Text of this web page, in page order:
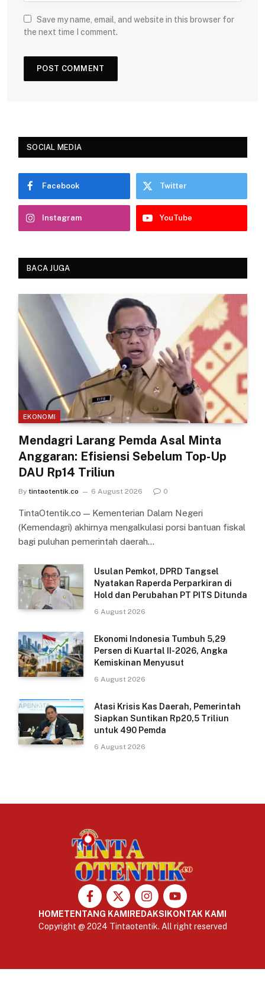
Save my name, email, and website in this browser for
the next time I comment.
SOCIAL MEDIA
Facebook Twitter
Instagram YouTube
BACA JUGA
EKONOMI
Mendagri Larang Pemda Asal Minta
Anggaran: Efisiensi Sebelum Top-Up
DAU Rp14 Triliun
By tintaotentik.co 6 August 2026 0
TintaOtentik.co — Kementerian Dalam Negeri
(Kemendagri) akhirnya mengalkulasi porsi bantuan fiskal
bagi puluhan pemerintah daerah…
Usulan Pemkot, DPRD Tangsel
Nyatakan Raperda Perparkiran di
Hold dan Perubahan PT PITS Ditunda
6 August 2026
Ekonomi Indonesia Tumbuh 5,29
Persen di Kuartal II-2026, Angka
Kemiskinan Menyusut
6 August 2026
Atasi Krisis Kas Daerah, Pemerintah
Siapkan Suntikan Rp20,5 Triliun
untuk 490 Pemda
6 August 2026
HOMETENTANG KAMI REDAKSI KONTAK KAMI
Copyright @ 2024 Tintaotentik. All right reserved